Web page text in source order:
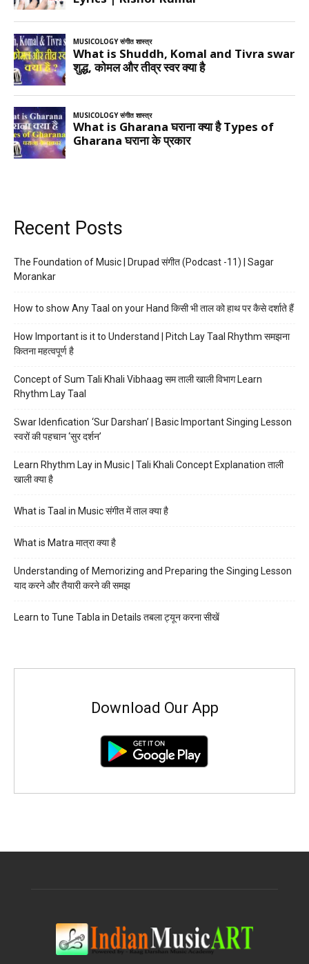
Recent Posts
The Foundation of Music | Drupad संगीत (Podcast -11) | Sagar
Morankar
How to show Any Taal on your Hand किसी भी ताल को हाथ पर कैसे दर्शाते हैं
How Important is it to Understand | Pitch Lay Taal Rhythm समझना
कितना महत्वपूर्ण है
Concept of Sum Tali Khali Vibhaag सम ताली खाली विभाग Learn
Rhythm Lay Taal
Swar Idenfication ‘Sur Darshan’ | Basic Important Singing Lesson
स्वरों की पहचान ‘सुर दर्शन’
Learn Rhythm Lay in Music | Tali Khali Concept Explanation ताली
खाली क्या है
What is Taal in Music संगीत में ताल क्या है
What is Matra मात्रा क्या है
Understanding of Memorizing and Preparing the Singing Lesson
याद करने और तैयारी करने की समझ
Learn to Tune Tabla in Details तबला ट्यून करना सीखें
Download Our App